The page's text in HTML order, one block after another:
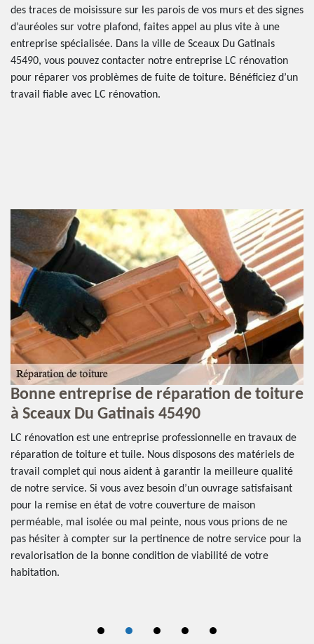
des traces de moisissure sur les parois de vos murs et des signes
d’auréoles sur votre plafond, faites appel au plus vite à une
entreprise spécialisée. Dans la ville de Sceaux Du Gatinais
45490, vous pouvez contacter notre entreprise LC rénovation
pour réparer vos problèmes de fuite de toiture. Bénéficiez d’un
travail fiable avec LC rénovation.
Bonne entreprise de réparation de toiture
à Sceaux Du Gatinais 45490
LC rénovation est une entreprise professionnelle en travaux de
réparation de toiture et tuile. Nous disposons des matériels de
travail complet qui nous aident à garantir la meilleure qualité
de notre service. Si vous avez besoin d’un ouvrage satisfaisant
pour la remise en état de votre couverture de maison
perméable, mal isolée ou mal peinte, nous vous prions de ne
pas hésiter à compter sur la pertinence de notre service pour la
revalorisation de la bonne condition de viabilité de votre
habitation.